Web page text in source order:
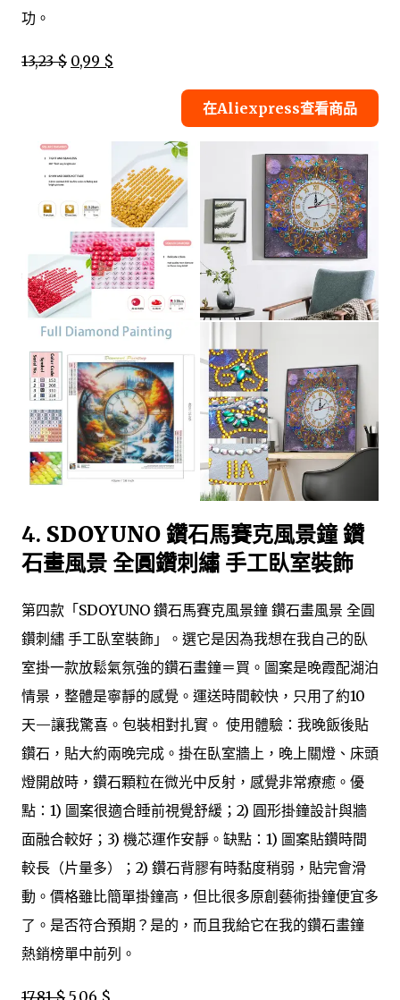
功。
13,23 $ 0,99 $
在Aliexpress查看商品
4. SDOYUNO 鑽石馬賽克風景鐘 鑽
石畫風景 全圓鑽刺繡 手工臥室裝飾
第四款「SDOYUNO 鑽石馬賽克風景鐘 鑽石畫風景 全圓
鑽刺繡 手工臥室裝飾」。選它是因為我想在我自己的臥
室掛一款放鬆氣氛強的鑽石畫鐘＝買。圖案是晚霞配湖泊
情景，整體是寧靜的感覺。運送時間較快，只用了約10
天—讓我驚喜。包裝相對扎實。 使用體驗：我晚飯後貼
鑽石，貼大約兩晚完成。掛在臥室牆上，晚上關燈、床頭
燈開啟時，鑽石顆粒在微光中反射，感覺非常療癒。優
點：1) 圖案很適合睡前視覺舒緩；2) 圓形掛鐘設計與牆
面融合較好；3) 機芯運作安靜。缺點：1) 圖案貼鑽時間
較長（片量多）；2) 鑽石背膠有時黏度稍弱，貼完會滑
動。價格雖比簡單掛鐘高，但比很多原創藝術掛鐘便宜多
了。是否符合預期？是的，而且我給它在我的鑽石畫鐘
熱銷榜單中前列。